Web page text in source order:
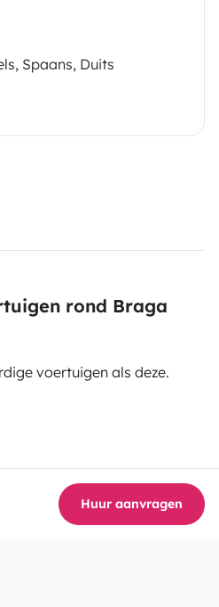
Spaans, Duits
rond Braga
voertuigen als deze.
Huur aanvragen